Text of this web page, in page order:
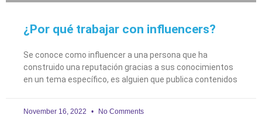
¿Por qué trabajar con influencers?
Se conoce como influencer a una persona que ha
construido una reputación gracias a sus conocimientos
en un tema específico, es alguien que publica contenidos
November 16, 2022 No Comments